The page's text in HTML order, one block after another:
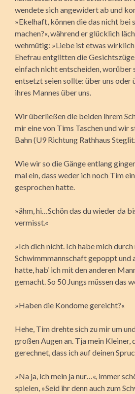
wendete sich angewidert ab und
»Ekelhaft, können die das nicht bei
machen?«, während er glücklich
wehmütig: »Liebe ist etwas wirklich
Ehefrau entglitten die
einfach nicht entscheiden, worüber
entsetzt seien sollte: über uns oder
ihres Mannes über uns.
Wir überließen die beiden ihrem
mir eine von Tims Taschen und wir
Bahn (U9 Richtung Rathhaus
Wie wir so die Gänge entlang
mal ein, dass weder ich noch Tim
gesprochen hatte.
»ähm, hi…Schön das du wieder da
vermisst.«
»Ich dich nicht. Ich habe mich durch
Schwimmmannschaft gepoppt und
hatte, hab‘ ich mit den anderen
gemacht. So 50 Jungs müssen das
»Haben die Kondome gereicht?«
Hehe, Tim drehte sich zu mir um
großen Augen an. Tja mein Kleiner,
gerechnet, dass ich auf deinen
»Na ja, ich mein ja nur…«, immer
spielen, »Seid ihr denn auch zum